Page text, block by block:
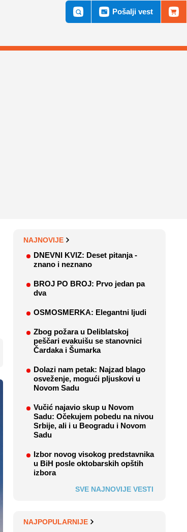
Pošalji vest
NAJNOVIJE
DNEVNI KVIZ: Deset pitanja -
znano i neznano
BROJ PO BROJ: Prvo jedan pa
dva
OSMOSMERKA: Elegantni ljudi
Zbog požara u Deliblatskoj
peščari evakuišu se stanovnici
Čardaka i Šumarka
Dolazi nam petak: Najzad blago
osveženje, mogući pljuskovi u
Novom Sadu
Vučić najavio skup u Novom
Sadu: Očekujem pobedu na nivou
Srbije, ali i u Beogradu i Novom
Sadu
Izbor novog visokog predstavnika
u BiH posle oktobarskih opštih
izbora
SVE NAJNOVIJE VESTI
NAJPOPULARNIJE